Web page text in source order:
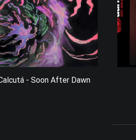
- Soon After Dawn